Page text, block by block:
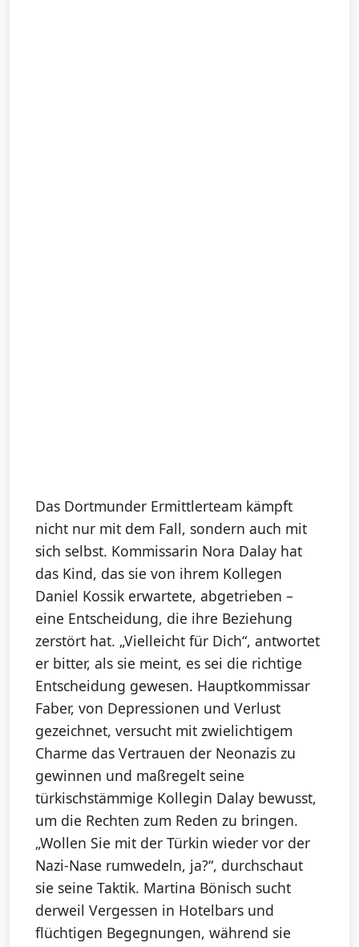
Das Dortmunder Ermittlerteam kämpft
nicht nur mit dem Fall, sondern auch mit
sich selbst. Kommissarin Nora Dalay hat
das Kind, das sie von ihrem Kollegen
Daniel Kossik erwartete, abgetrieben –
eine Entscheidung, die ihre Beziehung
zerstört hat. „Vielleicht für Dich“, antwortet
er bitter, als sie meint, es sei die richtige
Entscheidung gewesen. Hauptkommissar
Faber, von Depressionen und Verlust
gezeichnet, versucht mit zwielichtigem
Charme das Vertrauen der Neonazis zu
gewinnen und maßregelt seine
türkischstämmige Kollegin Dalay bewusst,
um die Rechten zum Reden zu bringen.
„Wollen Sie mit der Türkin wieder vor der
Nazi-Nase rumwedeln, ja?“, durchschaut
sie seine Taktik. Martina Bönisch sucht
derweil Vergessen in Hotelbars und
flüchtigen Begegnungen, während sie